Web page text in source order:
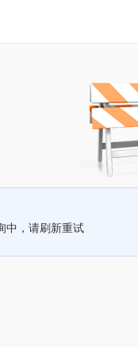
中，请刷新重试